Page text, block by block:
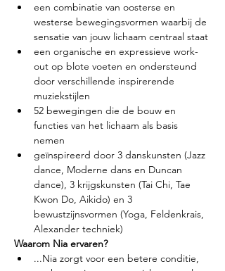
een combinatie van oosterse en
westerse bewegingsvormen waarbij de
sensatie van jouw lichaam centraal staat
een organische en expressieve work-
out op blote voeten en ondersteund
door verschillende inspirerende
muziekstijlen
52 bewegingen die de bouw en
functies van het lichaam als basis
nemen
geïnspireerd door 3 danskunsten (Jazz
dance, Moderne dans en Duncan
dance), 3 krijgskunsten (Tai Chi, Tae
Kwon Do, Aikido) en 3
bewustzijnsvormen (Yoga, Feldenkrais,
Alexander techniek)
Waarom Nia ervaren?
...Nia zorgt voor een betere conditie,